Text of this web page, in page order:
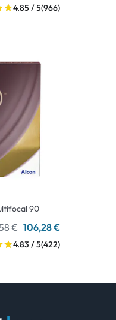
4.85 / 5(966)
90
€ 106,28 €
4.83 / 5(422)